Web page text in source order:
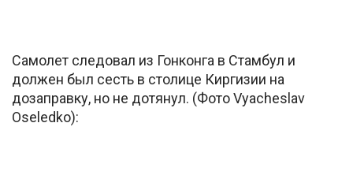
Самолет следовал из Гонконга в Стамбул и
должен был сесть в столице Киргизии на
дозаправку, но не дотянул. (Фото Vyacheslav
Oseledko):